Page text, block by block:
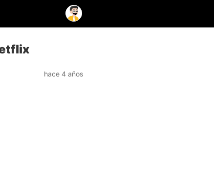
hace 4 años